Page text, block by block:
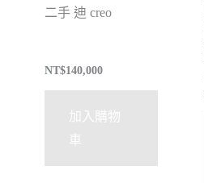
二手 迪 creo
NT$140,000
加入購物
車